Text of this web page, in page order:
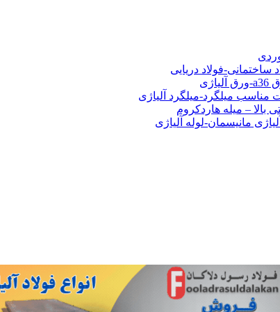
ساختمانی-فولاد دریایی
مناسب میلگرد-میلگرد آلیاژی
– میله هاردکروم
مانیسمان-لوله آلیاژی